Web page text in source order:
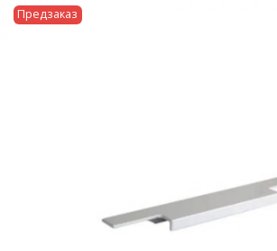
Предзаказ